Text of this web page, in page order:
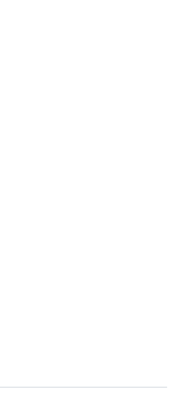
điện
- Nghịch -